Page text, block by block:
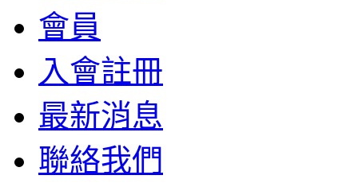
會員
入會註冊
最新消息
聯絡我們